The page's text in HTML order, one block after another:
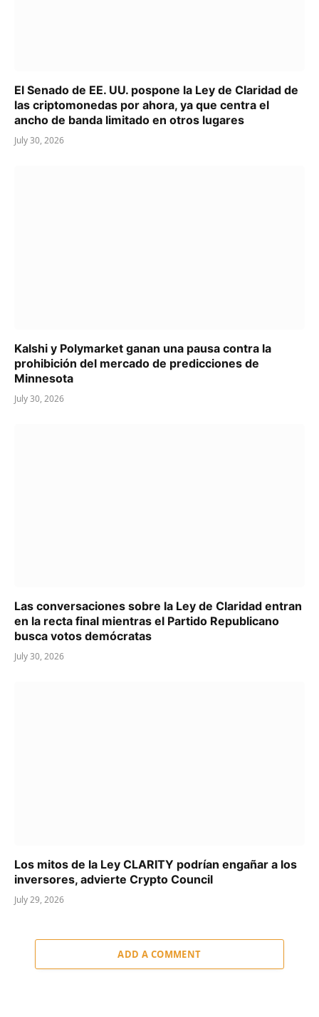
El Senado de EE. UU. pospone la Ley de Claridad de
las criptomonedas por ahora, ya que centra el
ancho de banda limitado en otros lugares
July 30, 2026
Kalshi y Polymarket ganan una pausa contra la
prohibición del mercado de predicciones de
Minnesota
July 30, 2026
Las conversaciones sobre la Ley de Claridad entran
en la recta final mientras el Partido Republicano
busca votos demócratas
July 30, 2026
Los mitos de la Ley CLARITY podrían engañar a los
inversores, advierte Crypto Council
July 29, 2026
ADD A COMMENT